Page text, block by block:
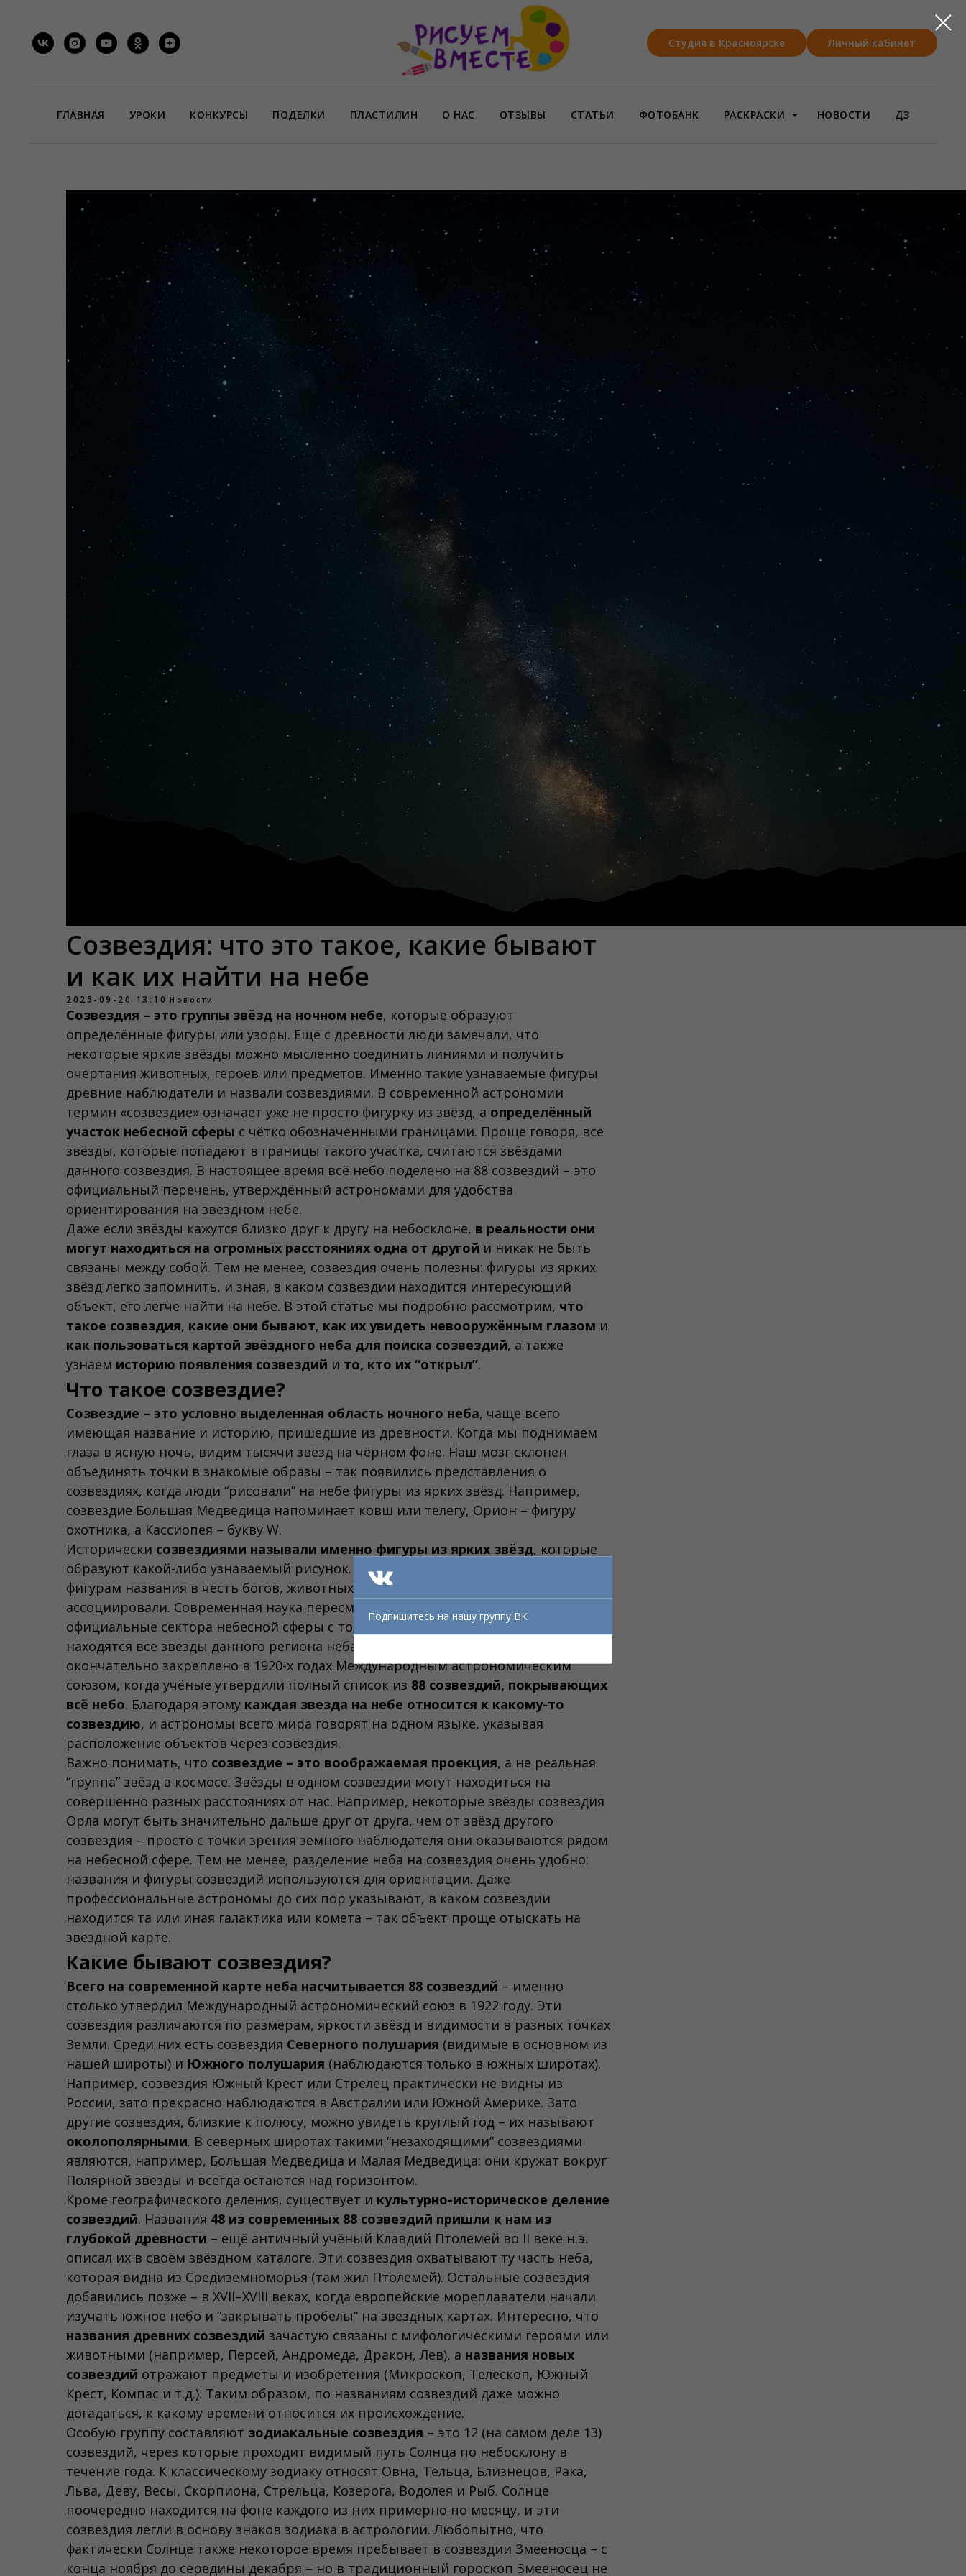
Студия в Красноярске Личный кабинет
ГЛАВНАЯ УРОКИ КОНКУРСЫ ПОДЕЛКИ ПЛАСТИЛИН О НАС ОТЗЫВЫ СТАТЬИ ФОТОБАНК РАСКРАСКИ НОВОСТИ ДЗ
Созвездия: что это такое, какие бывают
и как их найти на небе
2025-09-20 13:10 Новости
Созвездия – это группы звёзд на ночном небе, которые образуют
определённые фигуры или узоры. Ещё с древности люди замечали, что
некоторые яркие звёзды можно мысленно соединить линиями и получить
очертания животных, героев или предметов. Именно такие узнаваемые фигуры
древние наблюдатели и назвали созвездиями. В современной астрономии
термин «созвездие» означает уже не просто фигурку из звёзд, а определённый
участок небесной сферы с чётко обозначенными границами. Проще говоря, все
звёзды, которые попадают в границы такого участка, считаются звёздами
данного созвездия. В настоящее время всё небо поделено на 88 созвездий – это
официальный перечень, утверждённый астрономами для удобства
ориентирования на звёздном небе.
Даже если звёзды кажутся близко друг к другу на небосклоне, в реальности они
могут находиться на огромных расстояниях одна от другой и никак не быть
связаны между собой. Тем не менее, созвездия очень полезны: фигуры из ярких
звёзд легко запомнить, и зная, в каком созвездии находится интересующий
объект, его легче найти на небе. В этой статье мы подробно рассмотрим, что
такое созвездия, какие они бывают, как их увидеть невооружённым глазом и
как пользоваться картой звёздного неба для поиска созвездий, а также
узнаем историю появления созвездий и то, кто их “открыл”.
Что такое созвездие?
Созвездие – это условно выделенная область ночного неба, чаще всего
имеющая название и историю, пришедшие из древности. Когда мы поднимаем
глаза в ясную ночь, видим тысячи звёзд на чёрном фоне. Наш мозг склонен
объединять точки в знакомые образы – так появились представления о
созвездиях, когда люди “рисовали” на небе фигуры из ярких звёзд. Например,
созвездие Большая Медведица напоминает ковш или телегу, Орион – фигуру
охотника, а Кассиопея – букву W.
Исторически созвездиями называли именно фигуры из ярких звёзд, которые
образуют какой-либо узнаваемый рисунок. Древние звездочёты дали этим
фигурам названия в честь богов, животных и предметов, с которыми их
ассоциировали. Современная наука пересмотрела понятие созвездия: теперь это
официальные сектора небесной сферы с точными границами, внутри которых
находятся все звёзды данного региона неба. Такое разделение было
окончательно закреплено в 1920-х годах Международным астрономическим
союзом, когда учёные утвердили полный список из 88 созвездий, покрывающих
всё небо. Благодаря этому каждая звезда на небе относится к какому-то
созвездию, и астрономы всего мира говорят на одном языке, указывая
расположение объектов через созвездия.
Важно понимать, что созвездие – это воображаемая проекция, а не реальная
“группа” звёзд в космосе. Звёзды в одном созвездии могут находиться на
совершенно разных расстояниях от нас. Например, некоторые звёзды созвездия
Орла могут быть значительно дальше друг от друга, чем от звёзд другого
созвездия – просто с точки зрения земного наблюдателя они оказываются рядом
на небесной сфере. Тем не менее, разделение неба на созвездия очень удобно:
названия и фигуры созвездий используются для ориентации. Даже
профессиональные астрономы до сих пор указывают, в каком созвездии
находится та или иная галактика или комета – так объект проще отыскать на
звездной карте.
Какие бывают созвездия?
Всего на современной карте неба насчитывается 88 созвездий – именно
столько утвердил Международный астрономический союз в 1922 году. Эти
созвездия различаются по размерам, яркости звёзд и видимости в разных точках
Земли. Среди них есть созвездия Северного полушария (видимые в основном из
нашей широты) и Южного полушария (наблюдаются только в южных широтах).
Например, созвездия Южный Крест или Стрелец практически не видны из
России, зато прекрасно наблюдаются в Австралии или Южной Америке. Зато
другие созвездия, близкие к полюсу, можно увидеть круглый год – их называют
околополярными. В северных широтах такими “незаходящими” созвездиями
являются, например, Большая Медведица и Малая Медведица: они кружат вокруг
Полярной звезды и всегда остаются над горизонтом.
Кроме географического деления, существует и культурно-историческое деление
созвездий. Названия 48 из современных 88 созвездий пришли к нам из
глубокой древности – ещё античный учёный Клавдий Птолемей во II веке н.э.
описал их в своём звёздном каталоге. Эти созвездия охватывают ту часть неба,
которая видна из Средиземноморья (там жил Птолемей). Остальные созвездия
добавились позже – в XVII–XVIII веках, когда европейские мореплаватели начали
изучать южное небо и “закрывать пробелы” на звездных картах. Интересно, что
названия древних созвездий зачастую связаны с мифологическими героями или
животными (например, Персей, Андромеда, Дракон, Лев), а названия новых
созвездий отражают предметы и изобретения (Микроскоп, Телескоп, Южный
Крест, Компас и т.д.). Таким образом, по названиям созвездий даже можно
догадаться, к какому времени относится их происхождение.
Особую группу составляют зодиакальные созвездия – это 12 (на самом деле 13)
созвездий, через которые проходит видимый путь Солнца по небосклону в
течение года. К классическому зодиаку относят Овна, Тельца, Близнецов, Рака,
Льва, Деву, Весы, Скорпиона, Стрельца, Козерога, Водолея и Рыб. Солнце
поочерёдно находится на фоне каждого из них примерно по месяцу, и эти
созвездия легли в основу знаков зодиака в астрологии. Любопытно, что
фактически Солнце также некоторое время пребывает в созвездии Змееносца – с
конца ноября до середины декабря – но в традиционный гороскоп Змееносец не
Подпишитесь на нашу группу ВК